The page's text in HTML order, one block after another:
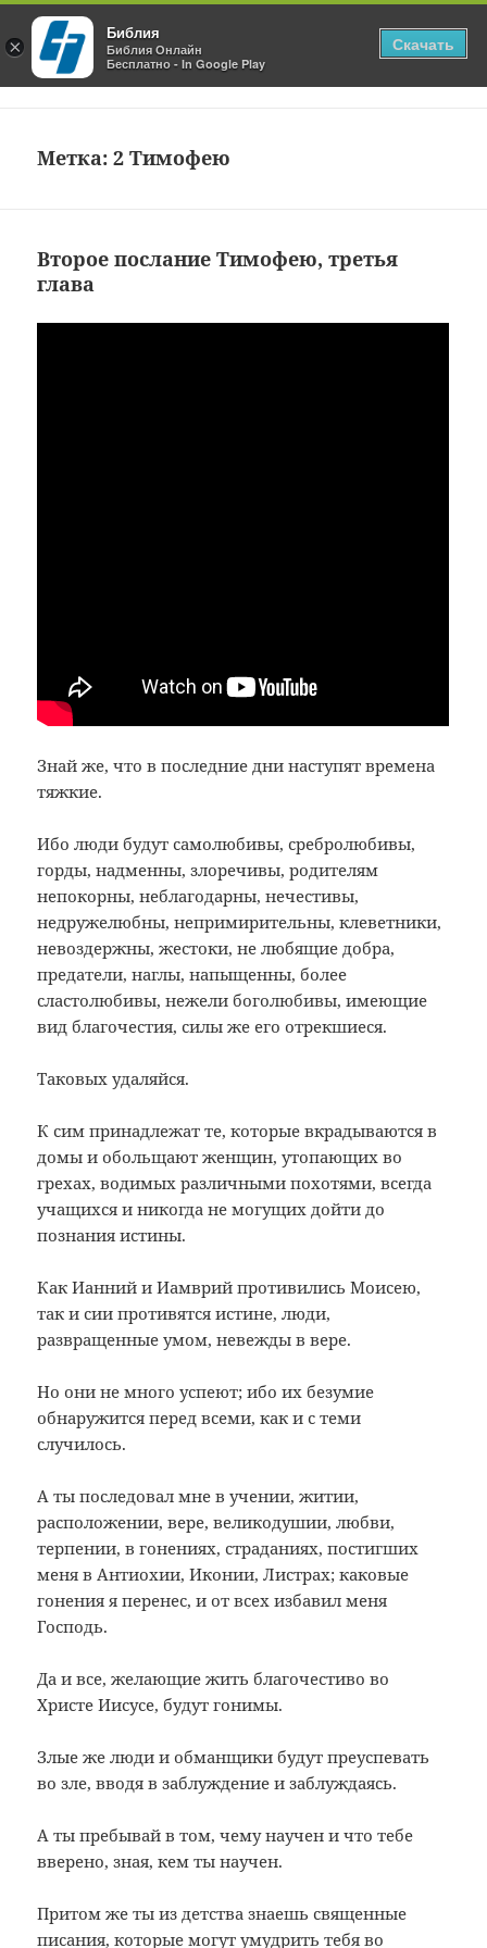
Блог Библия Онлайн
МЕНЮ
Метка:2 Тимофею
Второе послание Тимофею, третья
глава
Знай же, что в последние дни наступят времена
тяжкие.
Ибо люди будут самолюбивы, сребролюбивы,
горды, надменны, злоречивы, родителям
непокорны, неблагодарны, нечестивы,
недружелюбны, непримирительны, клеветники,
невоздержны, жестоки, не любящие добра,
предатели, наглы, напыщенны, более
сластолюбивы, нежели боголюбивы, имеющие
вид благочестия, силы же его отрекшиеся.
Таковых удаляйся.
К сим принадлежат те, которые вкрадываются в
домы и обольщают женщин, утопающих во
грехах, водимых различными похотями, всегда
учащихся и никогда не могущих дойти до
познания истины.
Как Ианний и Иамврий противились Моисею,
так и сии противятся истине, люди,
развращенные умом, невежды в вере.
Но они не много успеют; ибо их безумие
обнаружится перед всеми, как и с теми
случилось.
А ты последовал мне в учении, житии,
расположении, вере, великодушии, любви,
терпении, в гонениях, страданиях, постигших
меня в Антиохии, Иконии, Листрах; каковые
гонения я перенес, и от всех избавил меня
Господь.
Да и все, желающие жить благочестиво во
Христе Иисусе, будут гонимы.
Злые же люди и обманщики будут преуспевать
во зле, вводя в заблуждение и заблуждаясь.
А ты пребывай в том, чему научен и что тебе
вверено, зная, кем ты научен.
Притом же ты из детства знаешь священные
писания, которые могут умудрить тебя во
×
Библия
Библия Онлайн
Бесплатно - In Google Play
Скачать